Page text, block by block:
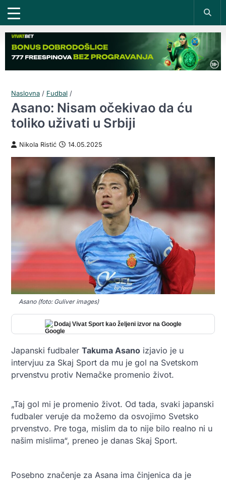
Naslovna / Fudbal /
Asano: Nisam očekivao da ću
toliko uživati u Srbiji
Nikola Ristić 14.05.2025
Asano (foto: Guliver images)
Dodaj Vivat Sport kao željeni izvor na Google
Japanski fudbaler Takuma Asano izjavio je u
intervjuu za Skaj Sport da mu je gol na Svetskom
prvenstvu protiv Nemačke promenio život.
„Taj gol mi je promenio život. Od tada, svaki japanski
fudbaler veruje da možemo da osvojimo Svetsko
prvenstvo. Pre toga, mislim da to nije bilo realno ni u
našim mislima“, preneo je danas Skaj Sport.
Posebno značenje za Asana ima činjenica da je